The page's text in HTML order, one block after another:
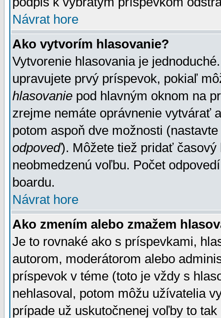
Návrat hore
Ako vytvorím hlasovanie?
Vytvorenie hlasovania je
upravujete prvý príspevok, pokiaľ
hlasovanie pod hlavným oknom na
zrejme nemáte oprávnenie vytvárať
potom aspoň dve možnosti
odpoveď). Môžete tiež pridať
neobmedzenú voľbu. Počet
boardu.
Návrat hore
Ako zmením alebo zmažem
Je to rovnaké ako s príspevkami,
autorom, moderátorom alebo
príspevok v téme (toto je vždy s
nehlasoval, potom môžu užívatelia
prípade už uskutočnenej voľby to